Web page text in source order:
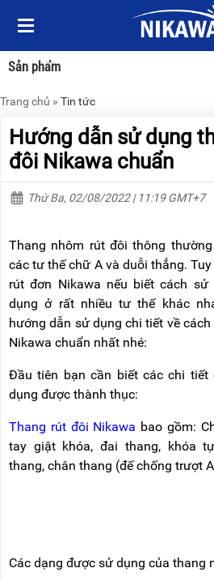
Sản phẩm
Menu
Sản
phẩm
TRANG
THANG
NHÔM
XE
BỘ
THOÁT
HIỂM
TỰ
ĐỘNG
NÂNG
TIN
TỨC
Menu
Sản
phẩm
TRANG
THANG
NHÔM
THANG
THANG
GIA
ĐÌNH
THANG
NHÔM
(THANG
LỒNG)
THANG
CÁCH
ĐIỆN
THANG
Trang chủ » Tin tức
Hướng dẫn sử dụng
đôi Nikawa chuẩn
Thứ Ba, 02/08/2022 | 11:19 GMT+7
Thang nhôm rút đôi thông
các tư thế chữ A và duỗi thẳng.
rút đơn Nikawa nếu biết cách
dụng ở rất nhiều tư thế khác
hướng dẫn sử dụng chi tiết về
Nikawa chuẩn nhất nhé:
Đầu tiên bạn cần biết các chi tiết
dụng được thành thục:
Thang rút đôi Nikawa bao gồm:
tay giật khóa, đai thang, khóa
thang, chân thang (đế chống trượt
Các dạng được sử dụng của thang